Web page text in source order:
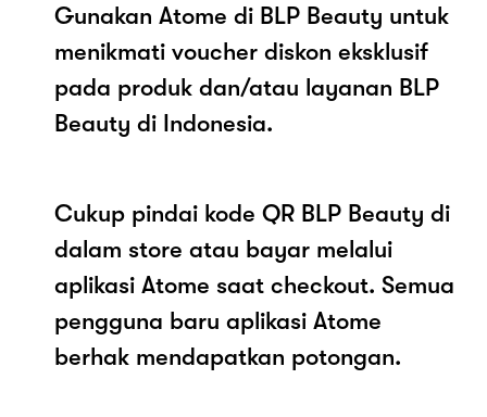
Gunakan Atome di BLP Beauty untuk
menikmati voucher diskon eksklusif
pada produk dan/atau layanan BLP
Beauty di Indonesia.
Cukup pindai kode QR BLP Beauty di
dalam store atau bayar melalui
aplikasi Atome saat checkout. Semua
pengguna baru aplikasi Atome
berhak mendapatkan potongan.